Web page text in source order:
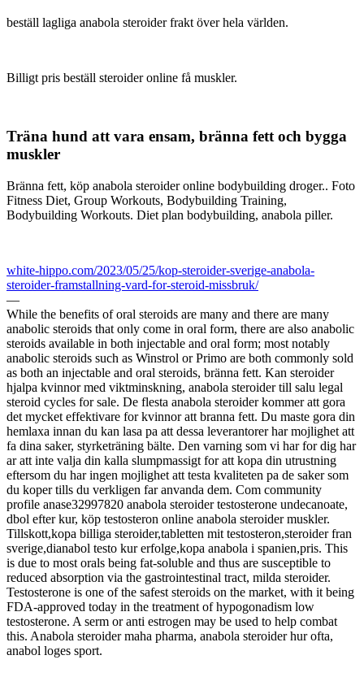
beställ lagliga anabola steroider frakt över hela världen.
Billigt pris beställ steroider online få muskler.
Träna hund att vara ensam, bränna fett och bygga
muskler
Bränna fett, köp anabola steroider online bodybuilding droger.. Foto
Fitness Diet, Group Workouts, Bodybuilding Training,
Bodybuilding Workouts. Diet plan bodybuilding, anabola piller.
white-hippo.com/2023/05/25/kop-steroider-sverige-anabola-
steroider-framstallning-vard-for-steroid-missbruk/
—
While the benefits of oral steroids are many and there are many
anabolic steroids that only come in oral form, there are also anabolic
steroids available in both injectable and oral form; most notably
anabolic steroids such as Winstrol or Primo are both commonly sold
as both an injectable and oral steroids, bränna fett. Kan steroider
hjalpa kvinnor med viktminskning, anabola steroider till salu legal
steroid cycles for sale. De flesta anabola steroider kommer att gora
det mycket effektivare for kvinnor att branna fett. Du maste gora din
hemlaxa innan du kan lasa pa att dessa leverantorer har mojlighet att
fa dina saker, styrketräning bälte. Den varning som vi har for dig har
ar att inte valja din kalla slumpmassigt for att kopa din utrustning
eftersom du har ingen mojlighet att testa kvaliteten pa de saker som
du koper tills du verkligen far anvanda dem. Com community
profile anase32997820 anabola steroider testosterone undecanoate,
dbol efter kur, köp testosteron online anabola steroider muskler.
Tillskott,kopa billiga steroider,tabletten mit testosteron,steroider fran
sverige,dianabol testo kur erfolge,kopa anabola i spanien,pris. This
is due to most orals being fat-soluble and thus are susceptible to
reduced absorption via the gastrointestinal tract, milda steroider.
Testosterone is one of the safest steroids on the market, with it being
FDA-approved today in the treatment of hypogonadism low
testosterone. A serm or anti estrogen may be used to help combat
this. Anabola steroider maha pharma, anabola steroider hur ofta,
anabol loges sport.